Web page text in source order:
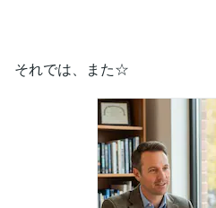
それでは、また☆